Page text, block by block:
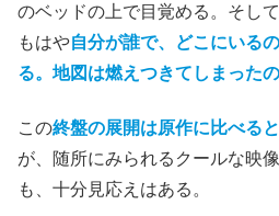
のベッドの上で目覚める。そし
もはや自分が誰で、どこにいる
る。地図は燃えつきてしまったの
この終盤の展開は原作に比べる
が、随所にみられるクールな映
も、十分見応えはある。